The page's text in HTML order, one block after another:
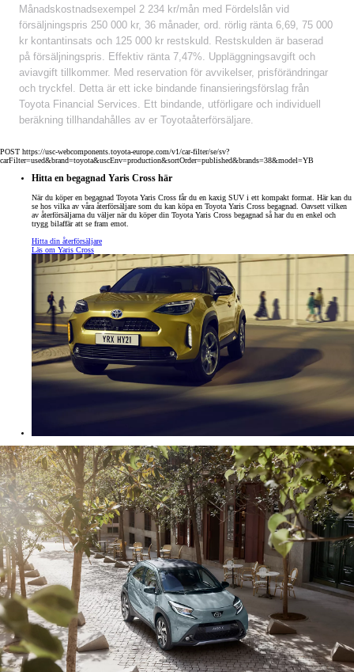
Månadskostnadsexempel 2 234 kr/mån med Fördelslån vid
försäljningspris 250 000 kr, 36 månader, ord. rörlig ränta 6,69, 75 000
kr kontantinsats och 125 000 kr restskuld. Restskulden är baserad
på försäljningspris. Effektiv ränta 7,47%. Uppläggningsavgift och
aviavgift tillkommer. Med reservation för avvikelser, prisförändringar
och tryckfel. Detta är ett icke bindande finansieringsförslag från
Toyota Financial Services. Ett bindande, utförligare och individuell
beräkning tillhandahålles av er Toyotaåterförsäljare.
POST https://usc-webcomponents.toyota-europe.com/v1/car-filter/se/sv?
carFilter=used&brand=toyota&uscEnv=production&sortOrder=published&brands=38&model=YB
Hitta en begagnad Yaris Cross här
När du köper en begagnad Toyota Yaris Cross får du en kaxig SUV i ett kompakt format. Här kan du
se hos vilka av våra återförsäljare som du kan köpa en Toyota Yaris Cross begagnad. Oavsett vilken
av återförsäljarna du väljer när du köper din Toyota Yaris Cross begagnad så har du en enkel och
trygg bilaffär att se fram emot.
Hitta din återförsäljare
Läs om Yaris Cross